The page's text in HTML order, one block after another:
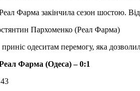
Фарма закінчила сезон шостою.
Пархоменко (Реал Фарма)
одеситам перемогу, яка
Фарма (Одеса) – 0:1